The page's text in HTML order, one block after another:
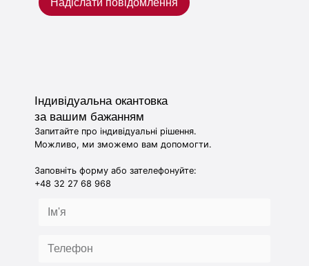
Індивідуальна окантовка
за вашим бажанням
Запитайте про індивідуальні рішення.
Можливо, ми зможемо вам допомогти.
Заповніть форму або зателефонуйте:
+48 32 27 68 968